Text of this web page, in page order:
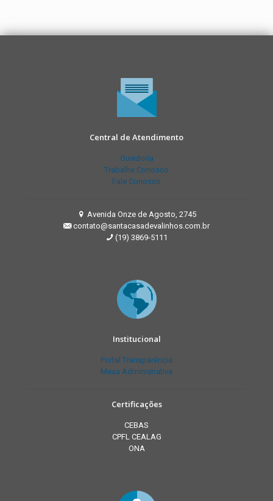
Central de Atendimento
Ouvidoria
Trabalhe Conosco
Fale Conosco
Avenida Onze de Agosto, 2745
contato@santacasadevalinhos.com.br
(19) 3869-5111
Institucional
Portal Transparência
Mesa Administrativa
Certificações
CEBAS
CPFL CEALAG
ONA